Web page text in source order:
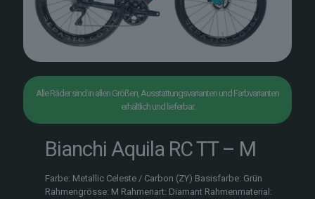
Alle Räder sind in allen Größen, Ausstattungsvarianten und Farbvarianten
erhältlich und lieferbar.
Bianchi Aquila RC TT – M
Farbe: Metallic Celeste / Carbon (ZY) Basisfarbe: Grün
Rahmengrösse: M Rahmenart: Diamant Rahmenmaterial: